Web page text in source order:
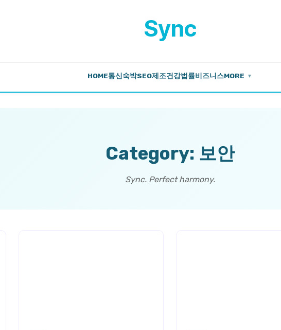
Sync
HOME통신 숙박SEO제조건강법률비즈니스MORE ▼
Category: 보안
Sync. Perfect harmony.